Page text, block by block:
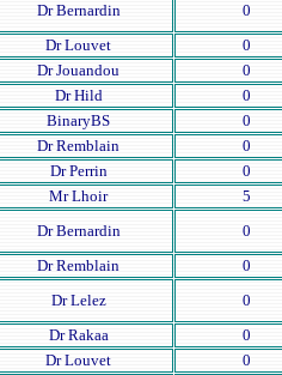
Dr Bernardin 0
Dr Louvet 0
Dr Jouandou 0
Dr Hild 0
BinaryBS 0
Dr Remblain 0
Dr Perrin 0
Mr Lhoir 5
Dr Bernardin 0
Dr Remblain 0
Dr Lelez 0
Dr Rakaa 0
Dr Louvet 0